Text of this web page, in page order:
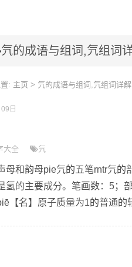
氕的成语与组词,氕组词
: 主页 > 氕的成语与组词,氕组词详解
日
大全 氕
母和韵母pie氕的五笔rntr氕的
氢的主要成分。笔画数：5；
【名】原子质量为1的普通